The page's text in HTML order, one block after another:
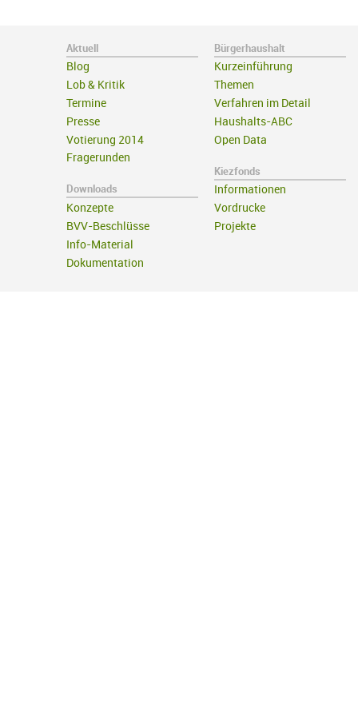
Aktuell
Blog
Lob & Kritik
Termine
Presse
Votierung 2014
Fragerunden
Downloads
Konzepte
BVV-Beschlüsse
Info-Material
Dokumentation
Bürgerhaushalt
Kurzeinführung
Themen
Verfahren im Detail
Haushalts-ABC
Open Data
Kiezfonds
Informationen
Vordrucke
Projekte